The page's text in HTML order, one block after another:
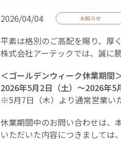
2026/04/04 お知らせ
平素は格別のご高配を賜り、厚
株式会社アーテックでは、誠に
＜ゴールデンウィーク休業期間
2026年5月2日（土）～2026年5
※5月7日（木）より通常営業い
休業期間中のお問い合わせは、
いただいた内容につきましては